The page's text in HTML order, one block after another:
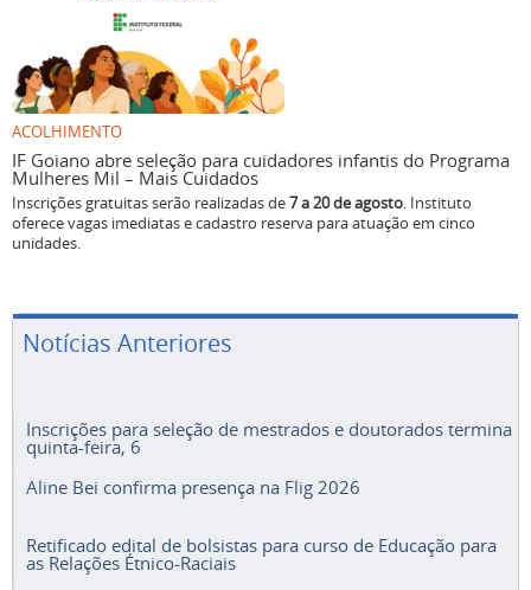
ACOLHIMENTO
IF Goiano abre seleção para cuidadores infantis do Programa
Mulheres Mil – Mais Cuidados
Inscrições gratuitas serão realizadas de7 a 20 de agosto. Instituto
oferece vagas imediatas e cadastro reserva para atuação em cinco
unidades.
Notícias Anteriores
Inscrições para seleção de mestrados e doutorados termina
quinta-feira, 6
Aline Bei confirma presença na Flig 2026
Retificado edital de bolsistas para curso de Educação para
as Relações Étnico-Raciais